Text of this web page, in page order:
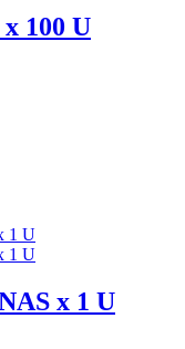
100 U
x 1 U